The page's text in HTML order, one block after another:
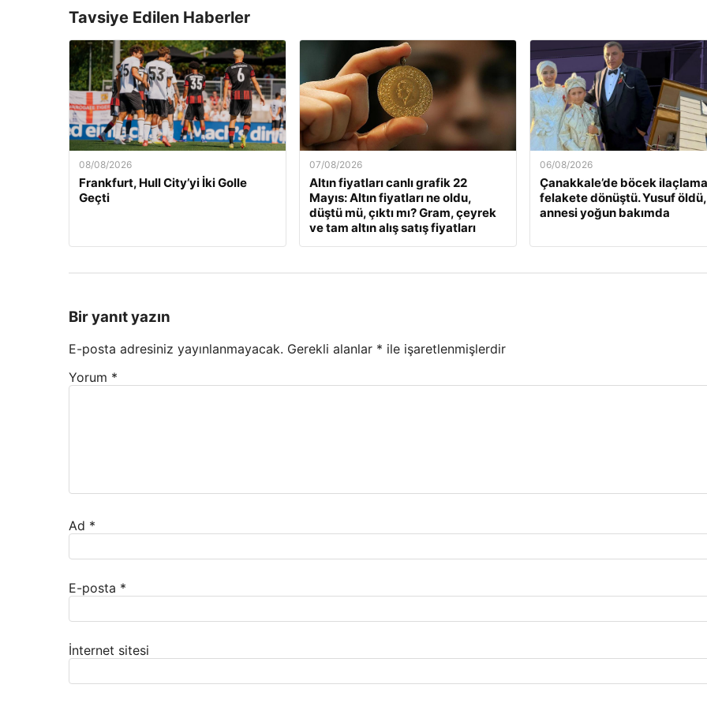
Tavsiye Edilen Haberler
08/08/2026
Frankfurt, Hull City’yi İki Golle
Geçti
07/08/2026
Altın fiyatları canlı grafik 22
Mayıs: Altın fiyatları ne oldu,
düştü mü, çıktı mı? Gram, çeyrek
ve tam altın alış satış fiyatları
06/08/2026
Çanakkale’de böcek
felakete dönüştü. Yusuf öldü,
annesi yoğun bakımda
Bir yanıt yazın
E-posta adresiniz yayınlanmayacak. Gerekli alanlar * ile işaretlenmişlerdir
Yorum *
Ad *
E-posta *
İnternet sitesi